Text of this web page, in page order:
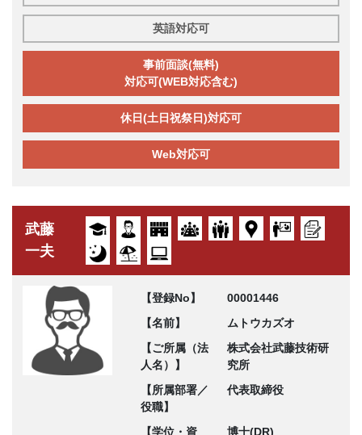
英語対応可
事前面談(無料)
対応可(WEB対応含む)
休日(土日祝祭日)対応可
Web対応可
武藤
一夫
【登録No】
00001446
【名前】
ムトウカズオ
【ご所属（法
人名）】
株式会社武藤技術研
究所
【所属部署／
役職】
代表取締役
【学位・資 博士(DR)